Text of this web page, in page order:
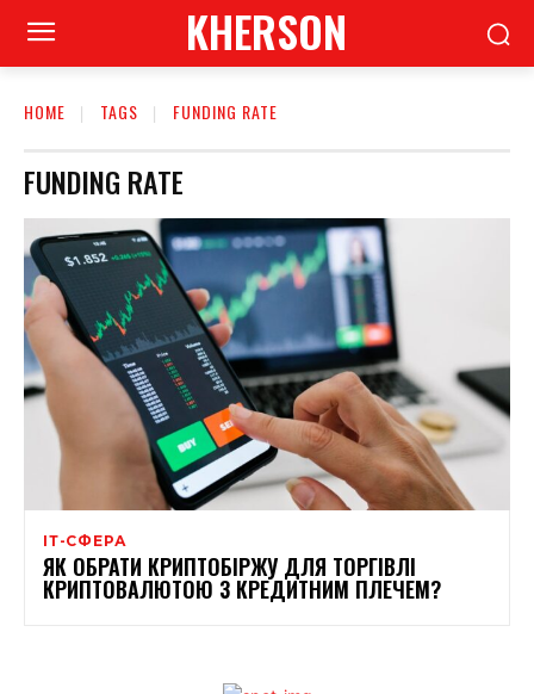
KHERSON
HOME TAGS FUNDING RATE
FUNDING RATE
ІТ-СФЕРА
ЯК ОБРАТИ КРИПТОБІРЖУ ДЛЯ ТОРГІВЛІ
КРИПТОВАЛЮТОЮ З КРЕДИТНИМ ПЛЕЧЕМ?